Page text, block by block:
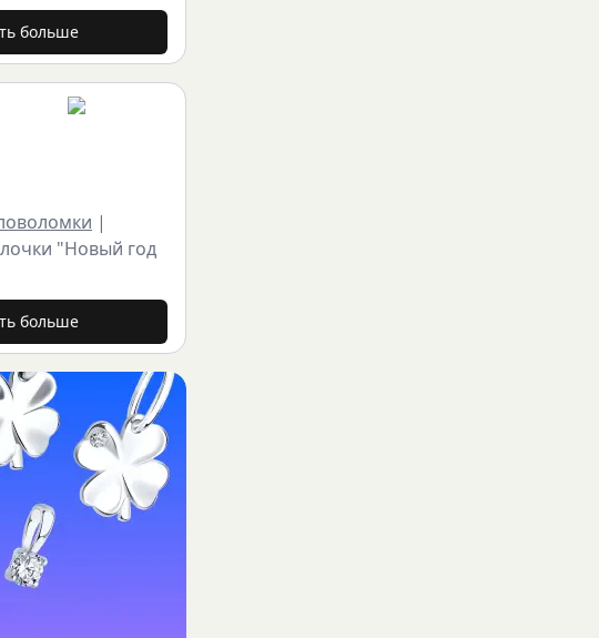
больше
|
"Новый год
больше